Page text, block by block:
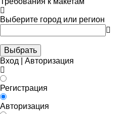
Выберите город или регион
Выбрать
Вход | Авторизация
Регистрация
Авторизация